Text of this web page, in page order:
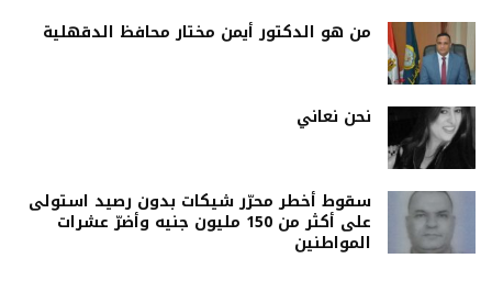
من هو الدكتور أيمن مختار محافظ الدقهلية
نحن نعاني
سقوط أخطر محرّر شيكات بدون رصيد استولى
على أكثر من 150 مليون جنيه وأضرّ عشرات
المواطنين